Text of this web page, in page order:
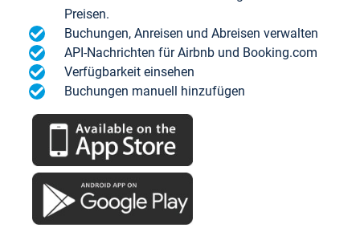
Preisen.
Buchungen, Anreisen und Abreisen verwalten
API-Nachrichten für Airbnb und Booking.com
Verfügbarkeit einsehen
Buchungen manuell hinzufügen